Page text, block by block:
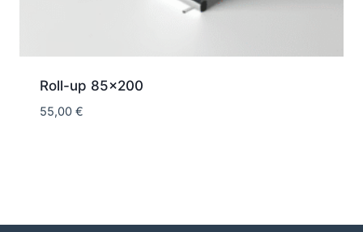
Roll-up 85×200
55,00 €